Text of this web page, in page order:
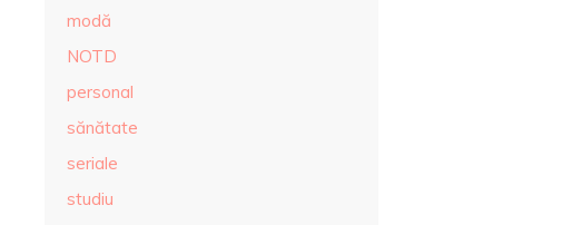
modă
NOTD
personal
sănătate
seriale
studiu